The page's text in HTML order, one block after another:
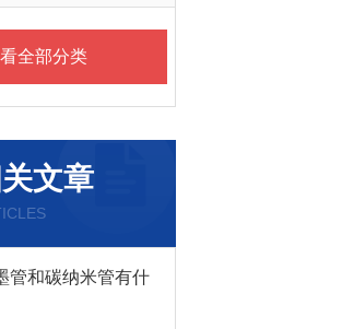
全部分类
文章
管和碳纳米管有什